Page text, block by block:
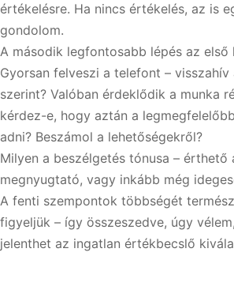
értékelésre. Ha nincs értékelés, az is
gondolom.
A második legfontosabb lépés az első
Gyorsan felveszi a telefont – visszahív
szerint? Valóban érdeklődik a munka
kérdez-e, hogy aztán a
adni? Beszámol a lehetőségekről?
Milyen a beszélgetés tónusa – érthető
megnyugtató, vagy inkább még
A fenti szempontok többségét
figyeljük – így összeszedve, úgy
jelenthet az ingatlan értékbecslő